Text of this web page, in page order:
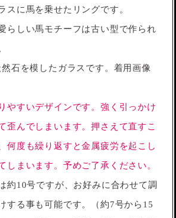
スに馬を乗せたリングです。
らしい馬モチーフは古い型で作られ
石を模したガラスです。着用画像
やすいデザインです。強く引っかけ
歪んでしまいます。押さえて直すこ
何度も繰り返すと金属疲労を起こし
しまいます。予めご了承ください。
約10号ですが、お好みに合わせて調
する事も可能です。（約7号から15